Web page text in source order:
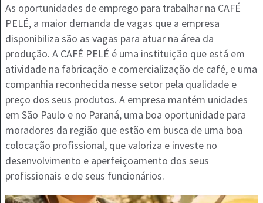
As oportunidades de emprego para trabalhar na CAFÉ
PELÉ, a maior demanda de vagas que a empresa
disponibiliza são as vagas para atuar na área da
produção. A CAFÉ PELÉ é uma instituição que está em
atividade na fabricação e comercialização de café, e uma
companhia reconhecida nesse setor pela qualidade e
preço dos seus produtos. A empresa mantém unidades
em São Paulo e no Paraná, uma boa oportunidade para
moradores da região que estão em busca de uma boa
colocação profissional, que valoriza e investe no
desenvolvimento e aperfeiçoamento dos seus
profissionais e de seus funcionários.